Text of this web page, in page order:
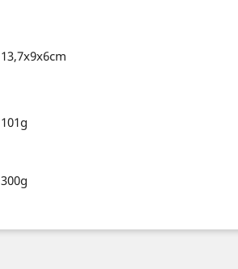
13,7x9x6cm
101g
300g